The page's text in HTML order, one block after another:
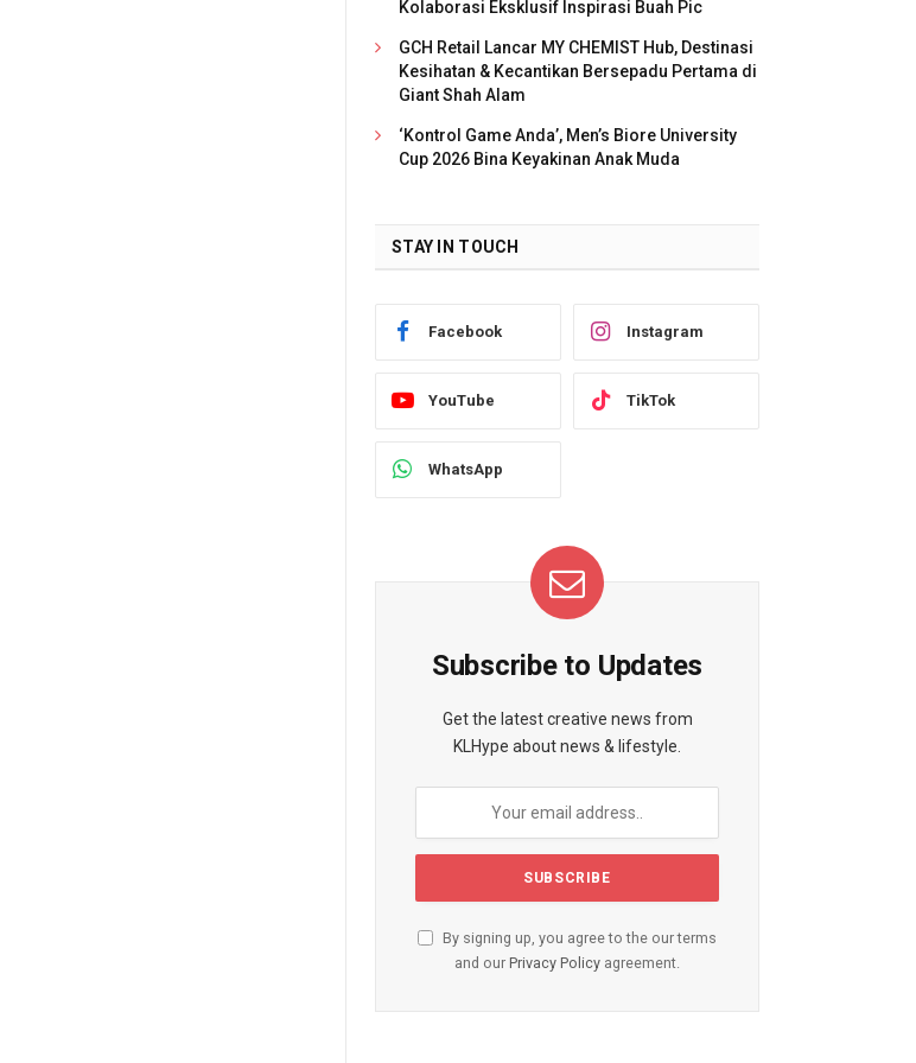
Kolaborasi Eksklusif Inspirasi Buah Pic
GCH Retail Lancar MY CHEMIST Hub, Destinasi
Kesihatan & Kecantikan Bersepadu Pertama di
Giant Shah Alam
‘Kontrol Game Anda’, Men’s Biore University
Cup 2026 Bina Keyakinan Anak Muda
STAY IN TOUCH
Facebook Instagram
YouTube TikTok
WhatsApp
Subscribe to Updates
Get the latest creative news from
KLHype about news & lifestyle.
By signing up, you agree to the our terms
and our Privacy Policy agreement.